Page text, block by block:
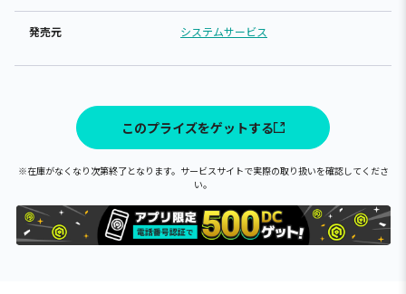
発売元 システムサービス
このプライズをゲットする
※在庫がなくなり次第終了となります。サービスサイトで実際の取り扱いを確認してくださ
い。